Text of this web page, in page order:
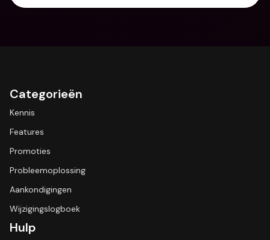
Categorieën
Kennis
Features
Promoties
Probleemoplossing
Aankondigingen
Wijzigingslogboek
Hulp